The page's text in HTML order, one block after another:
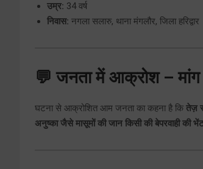
उम्र: 34 वर्ष
निवास: नगला सलारु, थाना मंगलौर, जिला हरिद्वार
💬 जनता में आक्रोश – मांग
घटना से आक्रोशित आम जनता का कहना है कि तेज़
अनुष्का जैसे मासूमों की जान किसी की बेपरवाही